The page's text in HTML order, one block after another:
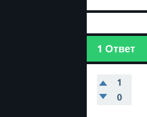
1 Ответ
1
0